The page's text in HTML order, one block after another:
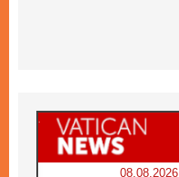
08.08.2026